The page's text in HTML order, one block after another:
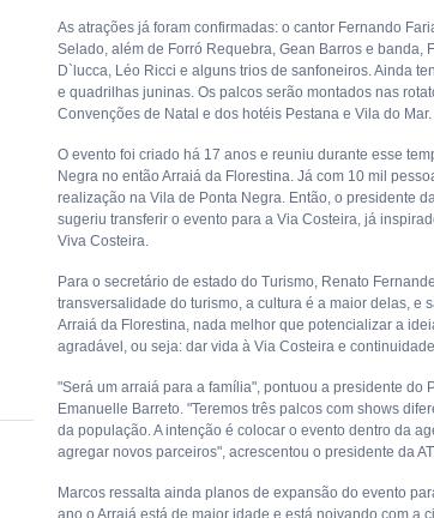
As atrações já foram confirmadas: o cantor Fernando
Selado, além de Forró Requebra, Gean Barros e banda,
D`lucca, Léo Ricci e alguns trios de sanfoneiros. Ainda
e quadrilhas juninas. Os palcos serão montados nas
Convenções de Natal e dos hotéis Pestana e Vila do Mar.
O evento foi criado há 17 anos e reuniu durante esse
Negra no então Arraiá da Florestina. Já com 10 mil
realização na Vila de Ponta Negra. Então, o presidente
sugeriu transferir o evento para a Via Costeira, já
Viva Costeira.
Para o secretário de estado do Turismo, Renato
transversalidade do turismo, a cultura é a maior delas, e
Arraiá da Florestina, nada melhor que potencializar a
agradável, ou seja: dar vida à Via Costeira e
"Será um arraiá para a família", pontuou a presidente do
Emanuelle Barreto. "Teremos três palcos com shows
da população. A intenção é colocar o evento dentro da
agregar novos parceiros", acrescentou o presidente da
Marcos ressalta ainda planos de expansão do evento
ano o Arraiá está de maior idade e está noivando com a